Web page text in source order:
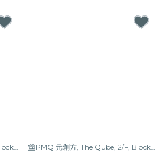
PMQ 元創方, The Qube, 2/F, Block A
PMQ 元創方, The Qube, 2/F, Block A